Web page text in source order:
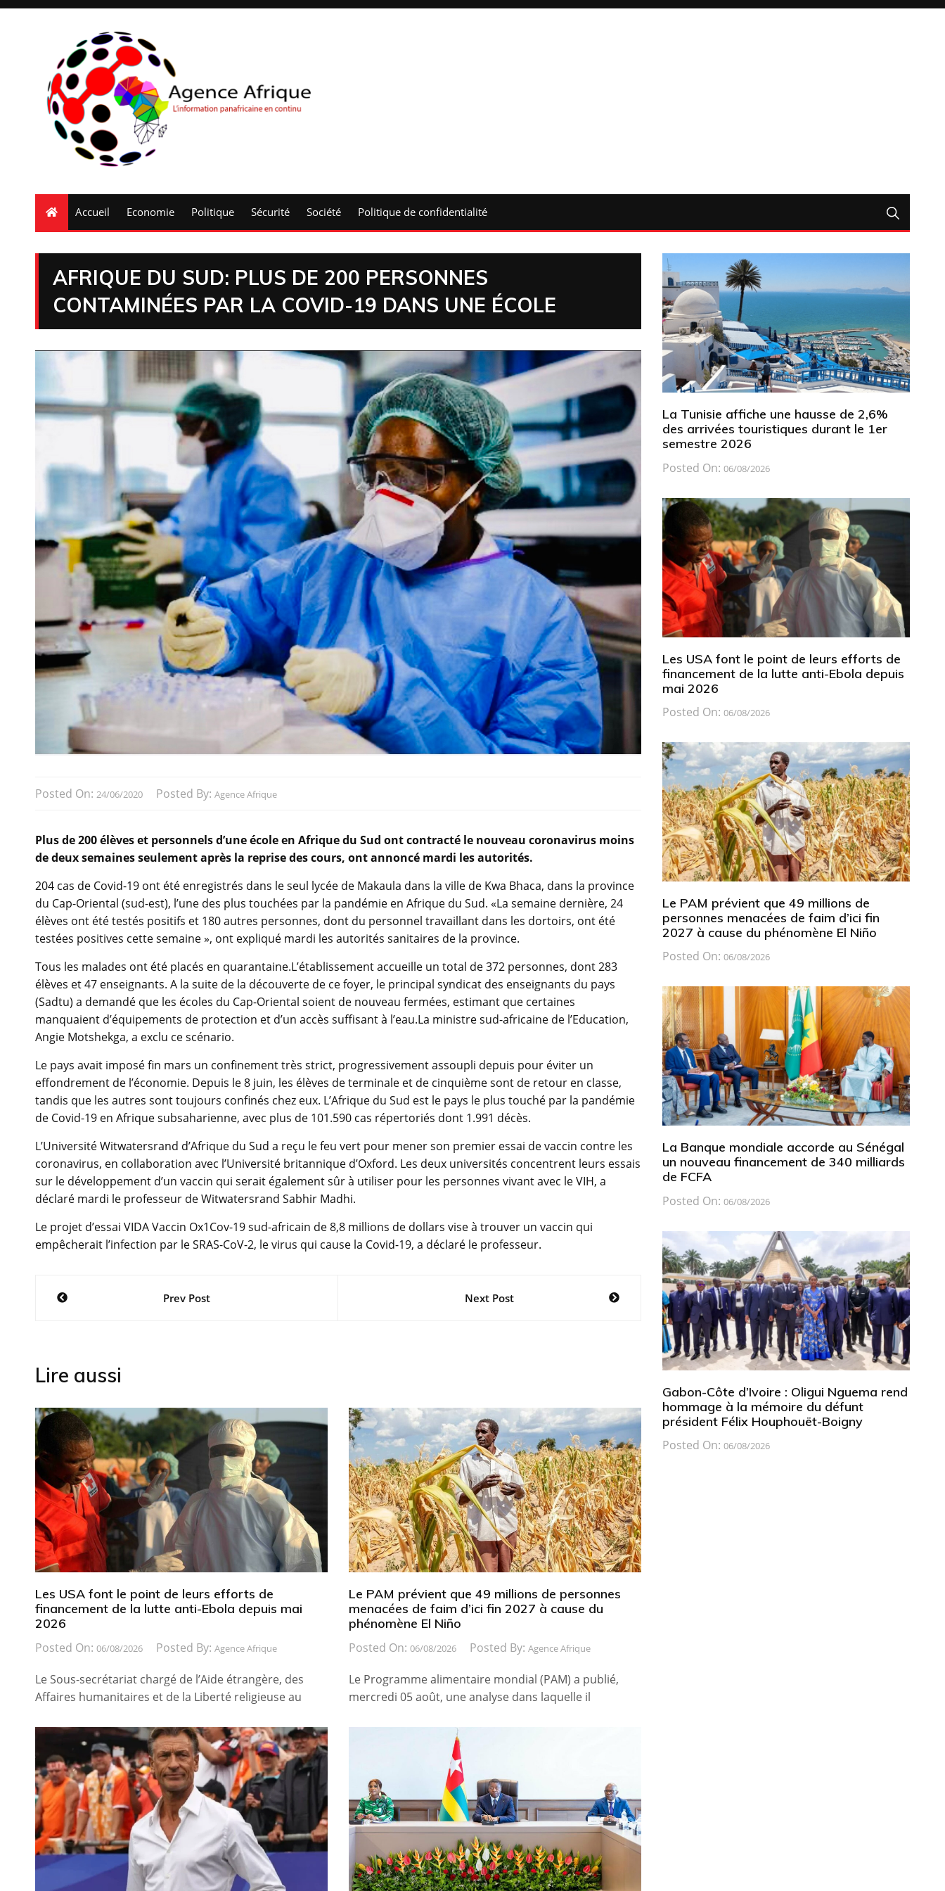
Accueil Economie Politique Sécurité Société Politique de confidentialité
AFRIQUE DU SUD: PLUS DE 200 PERSONNES
CONTAMINÉES PAR LA COVID-19 DANS UNE ÉCOLE
Posted On: 24/06/2020 Posted By: Agence Afrique
Plus de 200 élèves et personnels d’une école en Afrique du Sud ont contracté le nouveau coronavirus moins
de deux semaines seulement après la reprise des cours, ont annoncé mardi les autorités.
204 cas de Covid-19 ont été enregistrés dans le seul lycée de Makaula dans la ville de Kwa Bhaca, dans la province
du Cap-Oriental (sud-est), l’une des plus touchées par la pandémie en Afrique du Sud. «La semaine dernière, 24
élèves ont été testés positifs et 180 autres personnes, dont du personnel travaillant dans les dortoirs, ont été
testées positives cette semaine », ont expliqué mardi les autorités sanitaires de la province.
Tous les malades ont été placés en quarantaine.L’établissement accueille un total de 372 personnes, dont 283
élèves et 47 enseignants. A la suite de la découverte de ce foyer, le principal syndicat des enseignants du pays
(Sadtu) a demandé que les écoles du Cap-Oriental soient de nouveau fermées, estimant que certaines
manquaient d’équipements de protection et d’un accès suffisant à l’eau.La ministre sud-africaine de l’Education,
Angie Motshekga, a exclu ce scénario.
Le pays avait imposé fin mars un confinement très strict, progressivement assoupli depuis pour éviter un
effondrement de l’économie. Depuis le 8 juin, les élèves de terminale et de cinquième sont de retour en classe,
tandis que les autres sont toujours confinés chez eux. L’Afrique du Sud est le pays le plus touché par la pandémie
de Covid-19 en Afrique subsaharienne, avec plus de 101.590 cas répertoriés dont 1.991 décès.
L’Université Witwatersrand d’Afrique du Sud a reçu le feu vert pour mener son premier essai de vaccin contre les
coronavirus, en collaboration avec l’Université britannique d’Oxford. Les deux universités concentrent leurs essais
sur le développement d’un vaccin qui serait également sûr à utiliser pour les personnes vivant avec le VIH, a
déclaré mardi le professeur de Witwatersrand Sabhir Madhi.
Le projet d’essai VIDA Vaccin Ox1Cov-19 sud-africain de 8,8 millions de dollars vise à trouver un vaccin qui
empêcherait l’infection par le SRAS-CoV-2, le virus qui cause la Covid-19, a déclaré le professeur.
NavigationPrev Post Next Post
Lire aussi
Les USA font le point de leurs efforts de
financement de la lutte anti-Ebola depuis mai
2026
Posted On: 06/08/2026 Posted By: Agence Afrique
Le Sous-secrétariat chargé de l’Aide étrangère, des
Affaires humanitaires et de la Liberté religieuse au
Le PAM prévient que 49 millions de personnes
menacées de faim d’ici fin 2027 à cause du
phénomène El Niño
Posted On: 06/08/2026 Posted By: Agence Afrique
Le Programme alimentaire mondial (PAM) a publié,
mercredi 05 août, une analyse dans laquelle il
La Tunisie affiche une hausse de 2,6%
des arrivées touristiques durant le 1er
semestre 2026
Posted On: 06/08/2026
Les USA font le point de leurs efforts de
financement de la lutte anti-Ebola depuis
mai 2026
Posted On: 06/08/2026
Le PAM prévient que 49 millions de
personnes menacées de faim d’ici fin
2027 à cause du phénomène El Niño
Posted On: 06/08/2026
La Banque mondiale accorde au Sénégal
un nouveau financement de 340 milliards
de FCFA
Posted On: 06/08/2026
Gabon-Côte d’Ivoire : Oligui Nguema rend
hommage à la mémoire du défunt
président Félix Houphouët-Boigny
Posted On: 06/08/2026